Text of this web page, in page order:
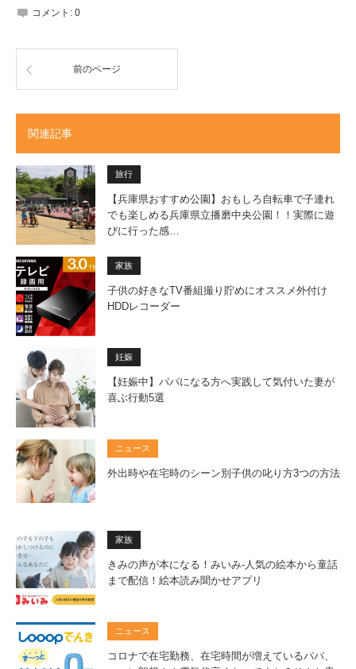
コメント: 0
前のページ
関連記事
旅行
【兵庫県おすすめ公園】おもしろ自転車で子連れ
でも楽しめる兵庫県立播磨中央公園！！実際に遊
びに行った感…
家族
子供の好きなTV番組撮り貯めにオススメ外付け
HDDレコーダー
妊娠
【妊娠中】パパになる方へ実践して気付いた妻が
喜ぶ行動5選
ニュース
外出時や在宅時のシーン別子供の叱り方3つの方法
家族
きみの声が本になる！みいみ-人気の絵本から童話
まで配信！絵本読み聞かせアプリ
ニュース
コロナで在宅勤務、在宅時間が増えているパパ、